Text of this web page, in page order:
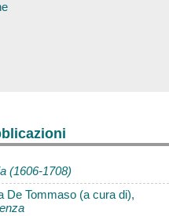
(1606-1708)
De Tommaso (a cura di),